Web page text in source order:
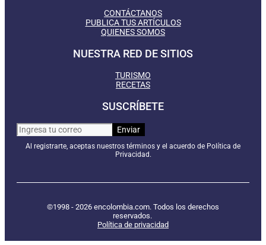
CONTÁCTANOS
PUBLICA TUS ARTÍCULOS
QUIENES SOMOS
NUESTRA RED DE SITIOS
TURISMO
RECETAS
SUSCRÍBETE
Al registrarte, aceptas nuestros términos y el acuerdo de Política de
Privacidad.
©1998 - 2026 encolombia.com. Todos los derechos
reservados.
Política de privacidad